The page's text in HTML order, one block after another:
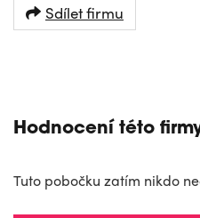
Sdílet firmu
Hodnocení této
Tuto pobočku zatím nikdo